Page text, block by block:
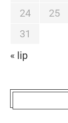
24
25
31
« lip